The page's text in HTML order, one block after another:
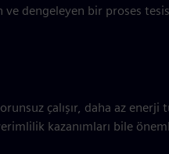
dengeleyen bir proses
çalışır, daha az enerji
kazanımları bile